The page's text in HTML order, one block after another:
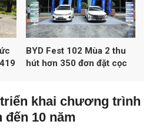
BYD Fest 102 Mùa 2 thu
hút hơn 350 đơn đặt cọc
khai chương trình
đến 10 năm